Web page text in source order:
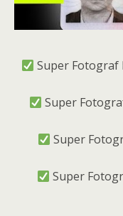
Super Fotograf
Super
Super
Super